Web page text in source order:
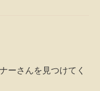
ーさんを見つけてく